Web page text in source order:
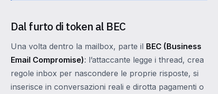
Dal furto di token al BEC
Una volta dentro la mailbox, parte il BEC (Business
Email Compromise): l’attaccante legge i thread, crea
regole inbox per nascondere le proprie risposte, si
inserisce in conversazioni reali e dirotta pagamenti o